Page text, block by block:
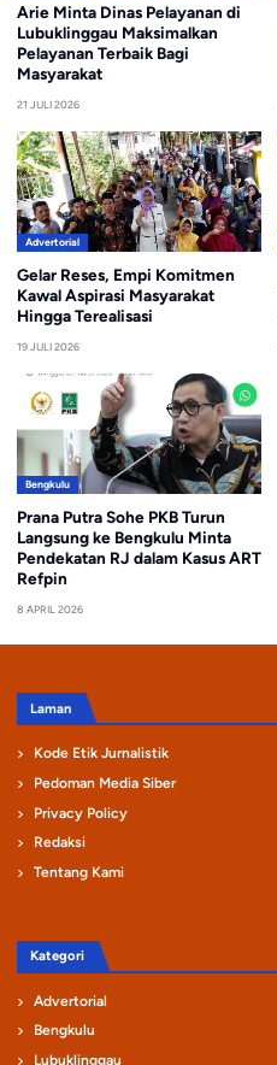
Arie Minta Dinas Pelayanan di
Lubuklinggau Maksimalkan
Pelayanan Terbaik Bagi
Masyarakat
21 JULI 2026
Advertorial
Gelar Reses, Empi Komitmen
Kawal Aspirasi Masyarakat
Hingga Terealisasi
19 JULI 2026
Bengkulu
Prana Putra Sohe PKB Turun
Langsung ke Bengkulu Minta
Pendekatan RJ dalam Kasus ART
Refpin
8 APRIL 2026
Laman
Kode Etik Jurnalistik
Pedoman Media Siber
Privacy Policy
Redaksi
Tentang Kami
Kategori
Advertorial
Bengkulu
Lubuklinggau